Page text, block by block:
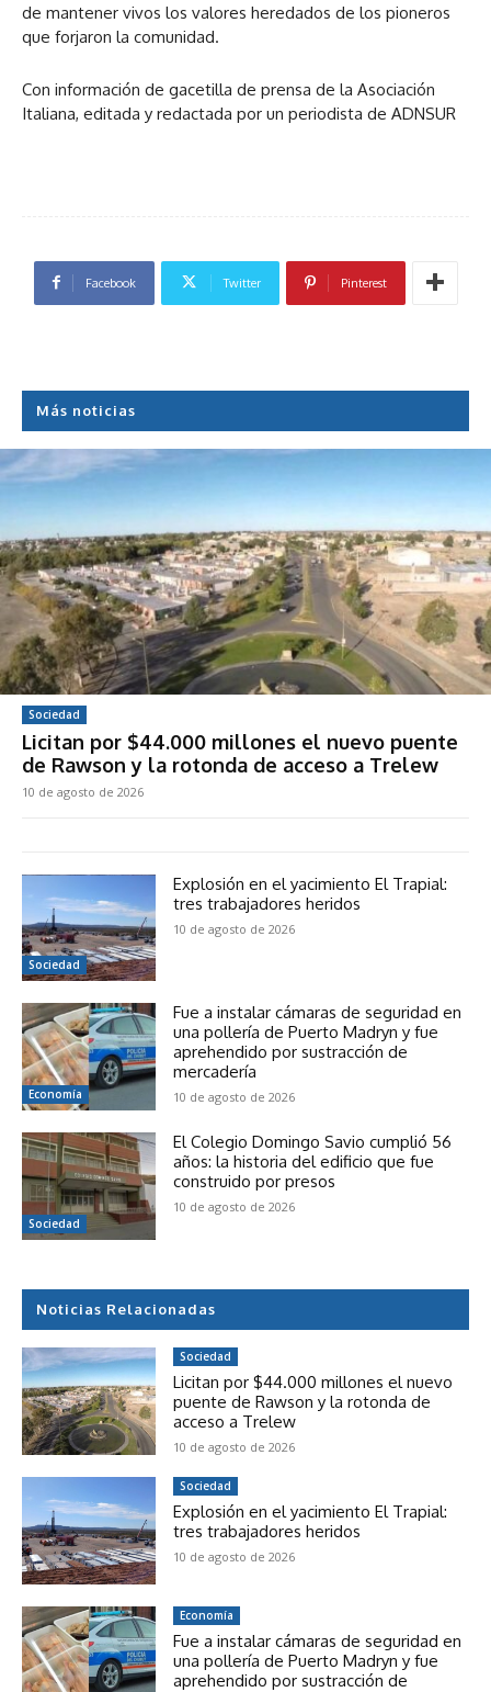
de mantener vivos los valores heredados de los pioneros
que forjaron la comunidad.
Con información de gacetilla de prensa de la Asociación
Italiana, editada y redactada por un periodista de ADNSUR
Facebook Twitter Pinterest
Más noticias
Sociedad
Licitan por $44.000 millones el nuevo puente
de Rawson y la rotonda de acceso a Trelew
10 de agosto de 2026
Sociedad
Explosión en el yacimiento El Trapial:
tres trabajadores heridos
10 de agosto de 2026
Economía
Fue a instalar cámaras de seguridad en
una pollería de Puerto Madryn y fue
aprehendido por sustracción de
mercadería
10 de agosto de 2026
Sociedad
El Colegio Domingo Savio cumplió 56
años: la historia del edificio que fue
construido por presos
10 de agosto de 2026
Noticias Relacionadas
Sociedad
Licitan por $44.000 millones el nuevo
puente de Rawson y la rotonda de
acceso a Trelew
10 de agosto de 2026
Sociedad
Explosión en el yacimiento El Trapial:
tres trabajadores heridos
10 de agosto de 2026
Economía
Fue a instalar cámaras de seguridad en
una pollería de Puerto Madryn y fue
aprehendido por sustracción de